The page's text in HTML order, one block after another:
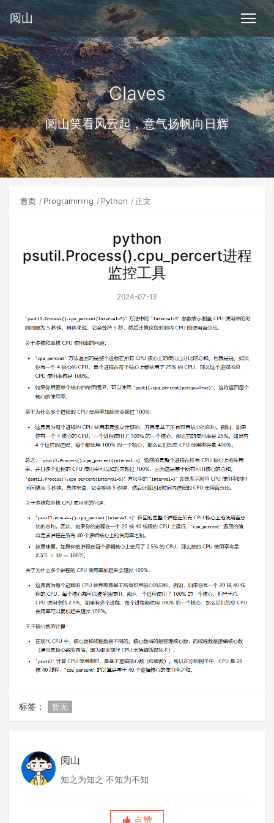
阅山
Claves
阅山笑看风云起，意气扬帆向日辉
首页 Programming Python 正文
python
psutil.Process().cpu_percert进程
监控工具
2024-07-13
标签： 暂无
阅山
知之为知之 不知为不知
点赞